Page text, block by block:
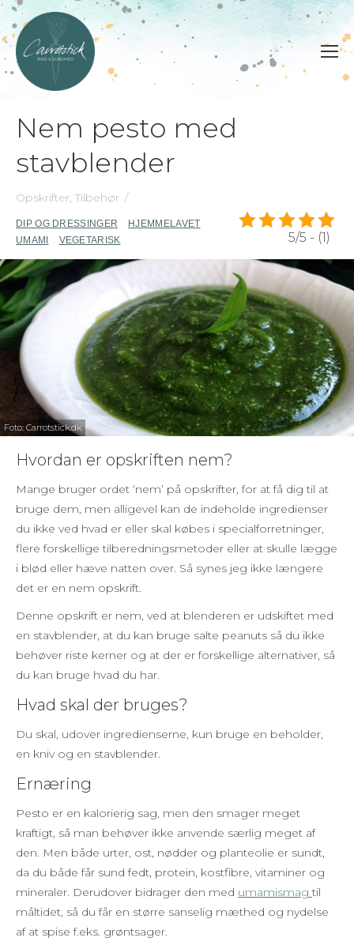
Nem pesto med
stavblender
Opskrifter, Tilbehør
DIP OG DRESSINGER
HJEMMELAVET
UMAMI
VEGETARISK 5/5 - (1)
Foto: Carrotstick.dk
Hvordan er opskriften nem?
Mange bruger ordet ‘nem’ på opskrifter, for at få dig til at
bruge dem, men alligevel kan de indeholde ingredienser
du ikke ved hvad er eller skal købes i specialforretninger,
flere forskellige tilberedningsmetoder eller at skulle lægge
i blød eller hæve natten over. Så synes jeg ikke længere
det er en nem opskrift.
Denne opskrift er nem, ved at blenderen er udskiftet med
en stavblender, at du kan bruge salte peanuts så du ikke
behøver riste kerner og at der er forskellige alternativer, så
du kan bruge hvad du har.
Hvad skal der bruges?
Du skal, udover ingredienserne, kun bruge en beholder,
en kniv og en stavblender.
Ernæring
Pesto er en kalorierig sag, men den smager meget
kraftigt, så man behøver ikke anvende særlig meget af
den. Men både urter, ost, nødder og planteolie er sundt,
da du både får sund fedt, protein, kostfibre, vitaminer og
mineraler. Derudover bidrager den med umamismagtil
måltidet, så du får en større sanselig mæthed og nydelse
af at spise f.eks. grøntsager.